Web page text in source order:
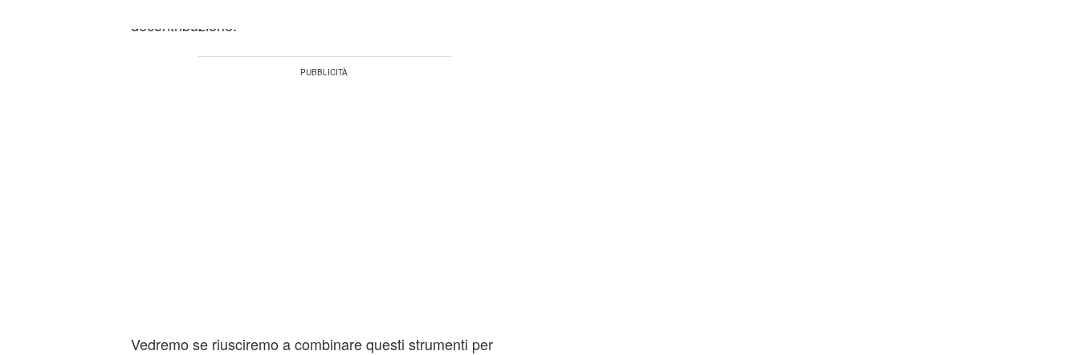
decontribuzione.
Vedremo se riusciremo a combinare questi strumenti per